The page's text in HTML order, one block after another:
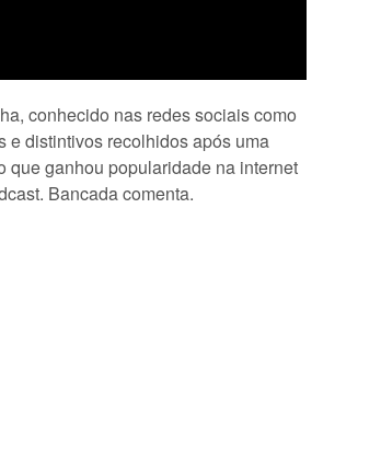
conhecido nas redes sociais como
e distintivos recolhidos após uma
que ganhou popularidade na internet
Bancada comenta.